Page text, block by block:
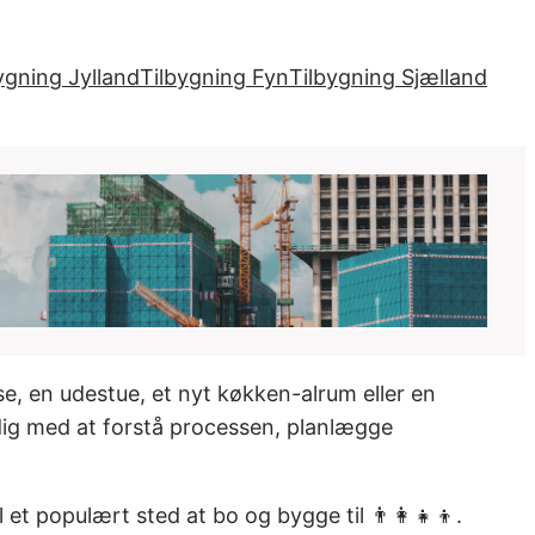
JyllandTilbygning FynTilbygning Sjælland
en udestue, et nyt køkken-alrum eller en
med at forstå processen, planlægge
populært sted at bo og bygge til 👨‍👩‍👧‍👦.